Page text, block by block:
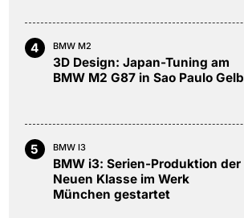
4 BMW M2
3D Design: Japan-Tuning am
BMW M2 G87 in Sao Paulo Gelb
5 BMW I3
BMW i3: Serien-Produktion der
Neuen Klasse im Werk
München gestartet